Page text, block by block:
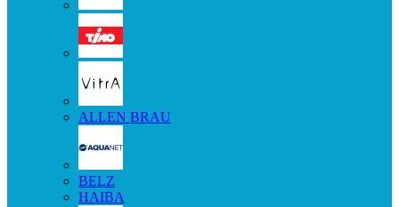
ALLEN BRAU
BELZ
HAIBA